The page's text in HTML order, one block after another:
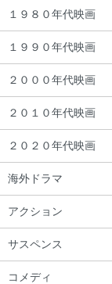
１９８０年代映画
１９９０年代映画
２０００年代映画
２０１０年代映画
２０２０年代映画
海外ドラマ
アクション
サスペンス
コメディ